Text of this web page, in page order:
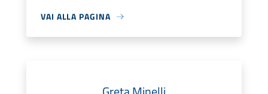
VAI ALLA PAGINA